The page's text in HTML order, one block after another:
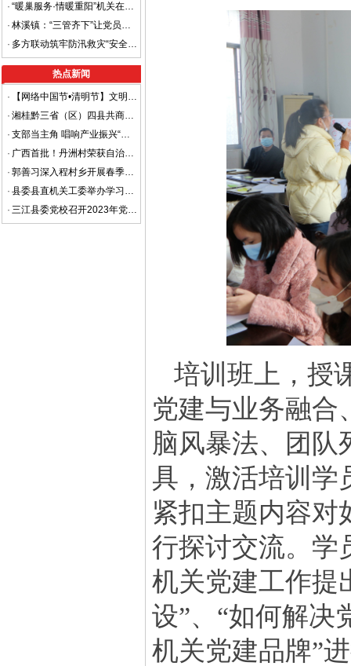
·
“暖巢服务·情暖重阳”机关在行动
·
林溪镇：“三管齐下”让党员教育 有地学、有课上、有人讲
·
多方联动筑牢防汛救灾“安全堤” ——高基瑶族乡党员干部奔走防汛一线显担当
热点新闻
·
【网络中国节•清明节】文明祭祀，平安清明
·
湘桂黔三省（区）四县共商平安边界建设 着力打造省际平安边界样板区
·
支部当主角 唱响产业振兴“重头戏”
·
广西首批！丹洲村荣获自治区级“金字招牌”
·
郭善习深入程村乡开展春季走访慰问工作
·
县委县直机关工委举办学习贯彻党的二十大精神进机关宣讲报告会
·
三江县委党校召开2023年党风廉政建设暨清廉机关工作部署会
培训班上，授
党建与业务融合
脑风暴法、团队
具，激活培训学
紧扣主题内容对
行探讨交流。学
机关党建工作提
设”、“如何解决
机关党建品牌”